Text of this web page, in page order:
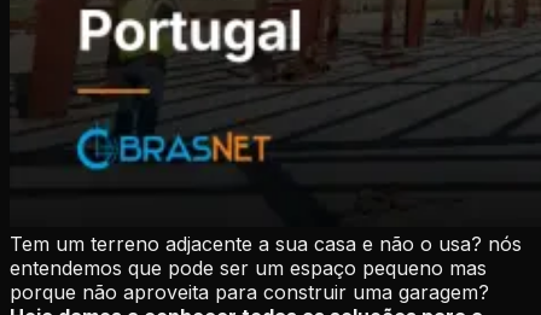
Tem um terreno adjacente a sua casa e não o usa? nós
entendemos que pode ser um espaço pequeno mas
porque não aproveita para construir uma garagem?